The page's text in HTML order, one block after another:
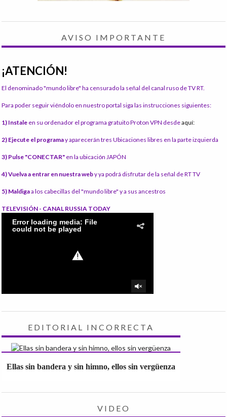
AVISO IMPORTANTE
¡ATENCIÓN!
El denominado "mundo libre" ha censurado la señal del canal ruso de TV RT.
Para poder seguir viéndolo en nuestro portal siga las instrucciones siguientes:
1) Instale en su ordenador el programa gratuito Proton VPN desdeaquí:
2) Ejecute el programay aparecerán tres Ubicaciones libres en la parte izquierda
3) Pulse "CONECTAR" en la ubicación JAPÓN
4) Vuelva a entrar en nuestra weby ya podrá disfrutar de la señal de RT TV
5) Maldigaa los cabecillas del "mundo libre" y a sus ancestros
TELEVISIÓN - CANAL RUSSIA TODAY
EDITORIAL INCORRECTA
Ellas sin bandera y sin himno, ellos sin vergüenza
VIDEO